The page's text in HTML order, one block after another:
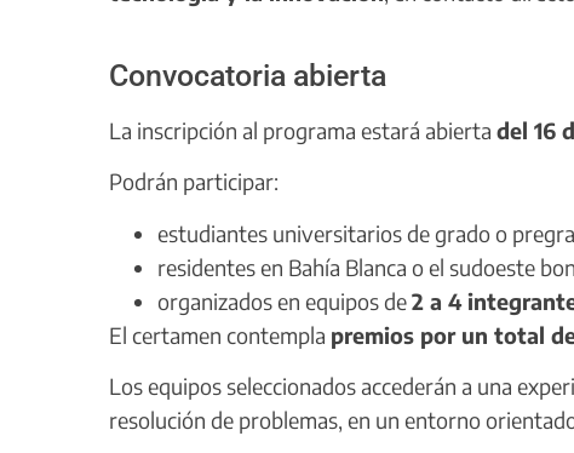
Convocatoria abierta
La inscripción al programa estará abierta del 16
Podrán participar:
estudiantes universitarios de grado o
residentes en Bahía Blanca o el sudoeste
organizados en equipos de2 a 4
El certamen contempla premios por un total
Los equipos seleccionados accederán a una
resolución de problemas, en un entorno